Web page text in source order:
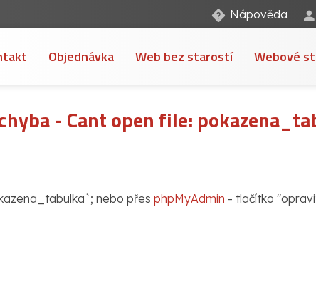
Nápověda
Objednávka Web bez starostí Webové
- Cant open file:
nebo přes phpMyAdmin - tlačítko